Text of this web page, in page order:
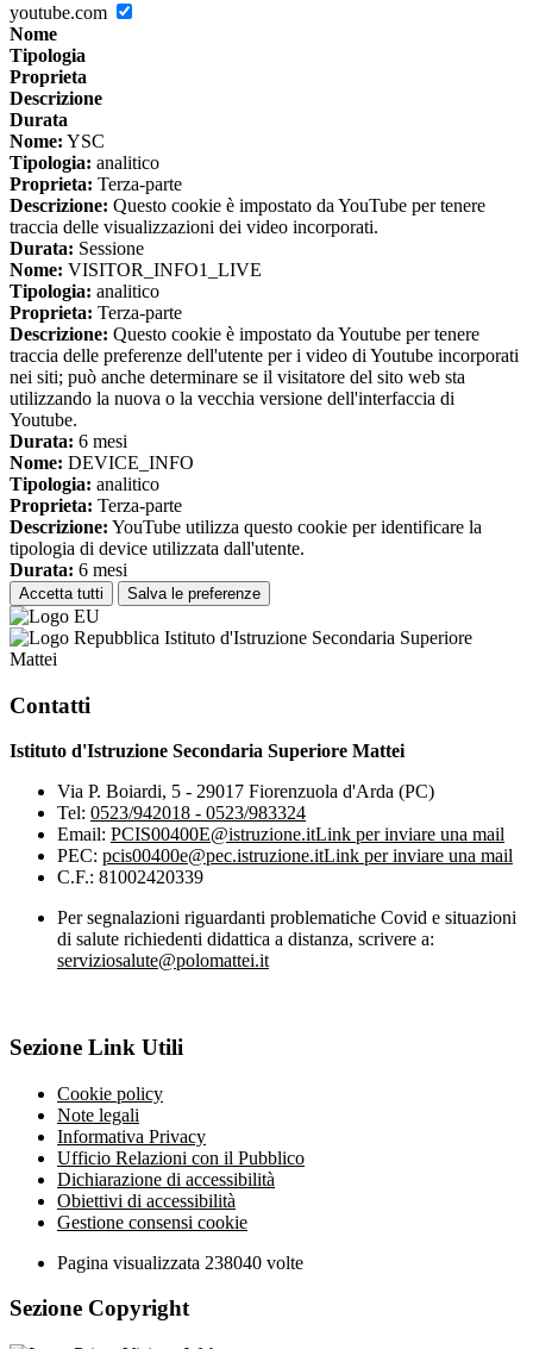
youtube.com
Nome
Tipologia
Proprieta
Descrizione
Durata
Nome: YSC
Tipologia: analitico
Proprieta: Terza-parte
Descrizione: Questo cookie è impostato da YouTube per tenere
traccia delle visualizzazioni dei video incorporati.
Durata: Sessione
Nome: VISITOR_INFO1_LIVE
Tipologia: analitico
Proprieta: Terza-parte
Descrizione: Questo cookie è impostato da Youtube per tenere
traccia delle preferenze dell'utente per i video di Youtube incorporati
nei siti; può anche determinare se il visitatore del sito web sta
utilizzando la nuova o la vecchia versione dell'interfaccia di
Youtube.
Durata: 6 mesi
Nome: DEVICE_INFO
Tipologia: analitico
Proprieta: Terza-parte
Descrizione: YouTube utilizza questo cookie per identificare la
tipologia di device utilizzata dall'utente.
Durata: 6 mesi
Accetta tutti Salva le preferenze
Istituto d'Istruzione Secondaria Superiore
Mattei
Contatti
Istituto d'Istruzione Secondaria Superiore Mattei
Via P. Boiardi, 5 - 29017 Fiorenzuola d'Arda (PC)
Tel: 0523/942018 - 0523/983324
Email: PCIS00400E@istruzione.itLink per inviare una mail
PEC: pcis00400e@pec.istruzione.itLink per inviare una mail
C.F.: 81002420339
Per segnalazioni riguardanti problematiche Covid e situazioni
di salute richiedenti didattica a distanza, scrivere a:
serviziosalute@polomattei.it
Sezione Link Utili
Cookie policy
Note legali
Informativa Privacy
Ufficio Relazioni con il Pubblico
Dichiarazione di accessibilità
Obiettivi di accessibilità
Gestione consensi cookie
Pagina visualizzata 238040 volte
Sezione Copyright